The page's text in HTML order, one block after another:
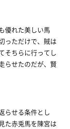
優れた美しい馬
っただけで、賊は
そちらに行ってし
らせたのだが、賢
らせる条件とし
た赤兎馬を陳宮は